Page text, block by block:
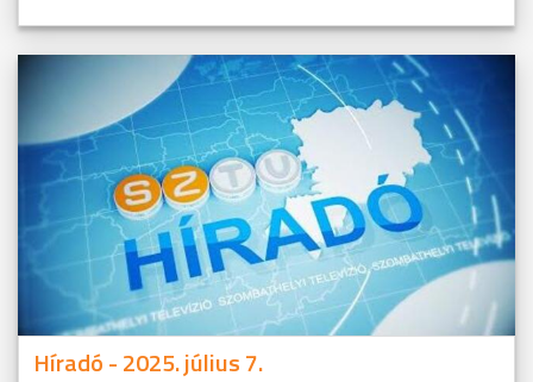
Híradó - 2025. július 7.